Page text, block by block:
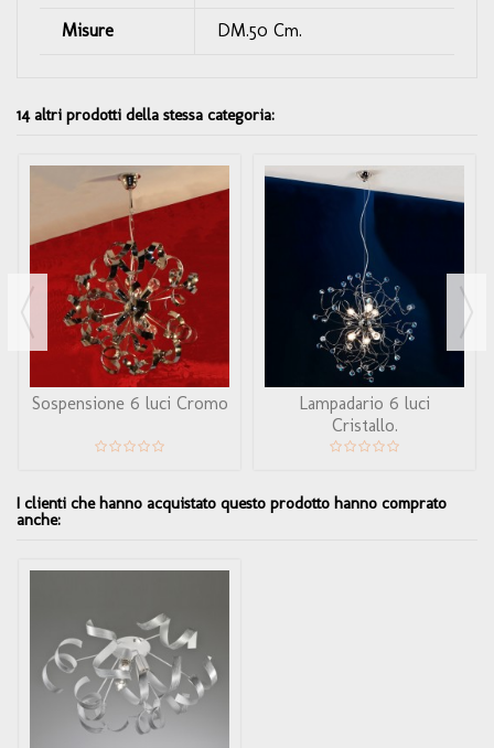
Misure DM.50 Cm.
14 altri prodotti della stessa categoria:
Sospensione 6 luci Cromo
Lampadario 6 luci
Cristallo.
I clienti che hanno acquistato questo prodotto hanno comprato
anche: